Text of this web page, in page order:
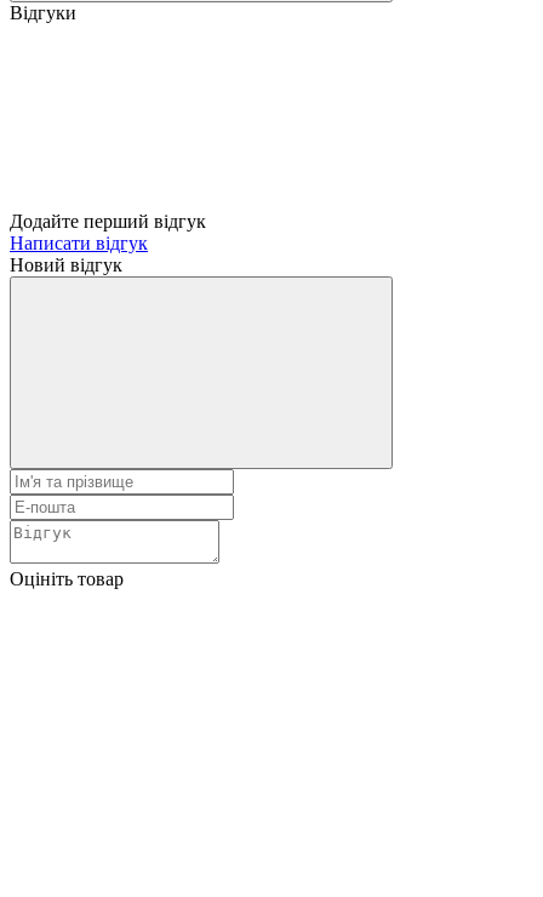
Відгуки
Додайте перший відгук
Написати відгук
Новий відгук
Оцініть товар